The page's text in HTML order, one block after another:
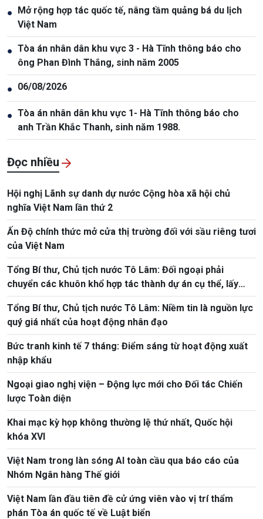
● Mở rộng hợp tác quốc tế, nâng tầm quảng bá du lịch
Việt Nam
● Tòa án nhân dân khu vực 3 - Hà Tĩnh thông báo cho
ông Phan Đình Thắng, sinh năm 2005
● 06/08/2026
● Tòa án nhân dân khu vực 1- Hà Tĩnh thông báo cho
anh Trần Khắc Thanh, sinh năm 1988.
Đọc nhiều
Hội nghị Lãnh sự danh dự nước Cộng hòa xã hội chủ
nghĩa Việt Nam lần thứ 2
Ấn Độ chính thức mở cửa thị trường đối với sầu riêng tươi
của Việt Nam
Tổng Bí thư, Chủ tịch nước Tô Lâm: Đối ngoại phải
chuyển các khuôn khổ hợp tác thành dự án cụ thể, lấy
hiệu quả thực chất làm thước đo
Tổng Bí thư, Chủ tịch nước Tô Lâm: Niềm tin là nguồn lực
quý giá nhất của hoạt động nhân đạo
Bức tranh kinh tế 7 tháng: Điểm sáng từ hoạt động xuất
nhập khẩu
Ngoại giao nghị viện – Động lực mới cho Đối tác Chiến
lược Toàn diện
Khai mạc kỳ họp không thường lệ thứ nhất, Quốc hội
khóa XVI
Việt Nam trong làn sóng AI toàn cầu qua báo cáo của
Nhóm Ngân hàng Thế giới
Việt Nam lần đầu tiên đề cử ứng viên vào vị trí thẩm
phán Tòa án quốc tế về Luật biển